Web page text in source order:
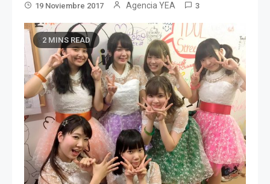
19 Noviembre 2017 Agencia YEA 3
2 MINS READ